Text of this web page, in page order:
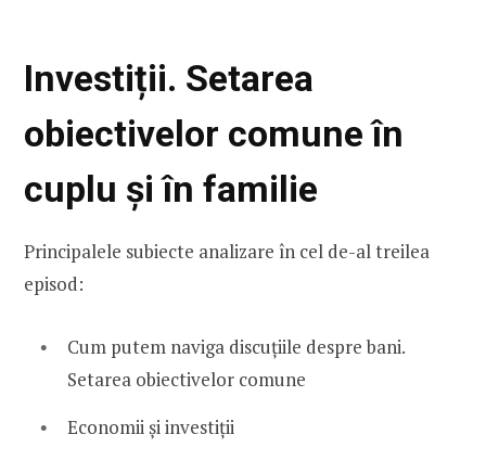
Investiții. Setarea
obiectivelor comune în
cuplu și în familie
Principalele subiecte analizare în cel de-al treilea
episod:
Cum putem naviga discuțiile despre bani.
Setarea obiectivelor comune
Economii și investiții